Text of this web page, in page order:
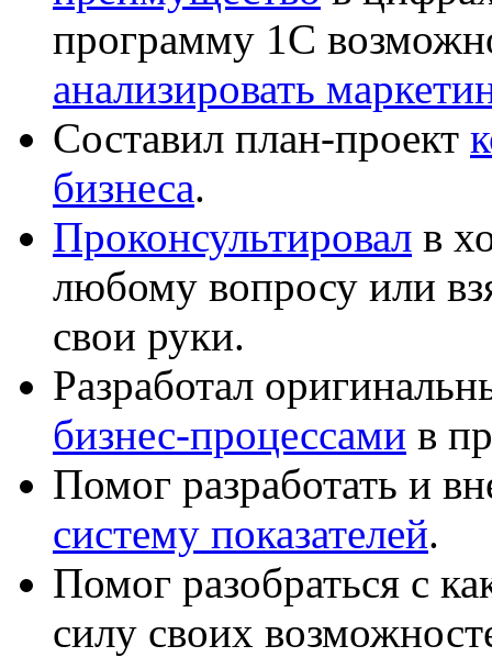
программу 1С
анализировать
Составил план-проект
бизнеса.
Проконсультировал в
любому вопросу или
свои руки.
Разработал
бизнес-процессами в
Помог разработать и
систему показателей.
Помог разобраться с
силу своих